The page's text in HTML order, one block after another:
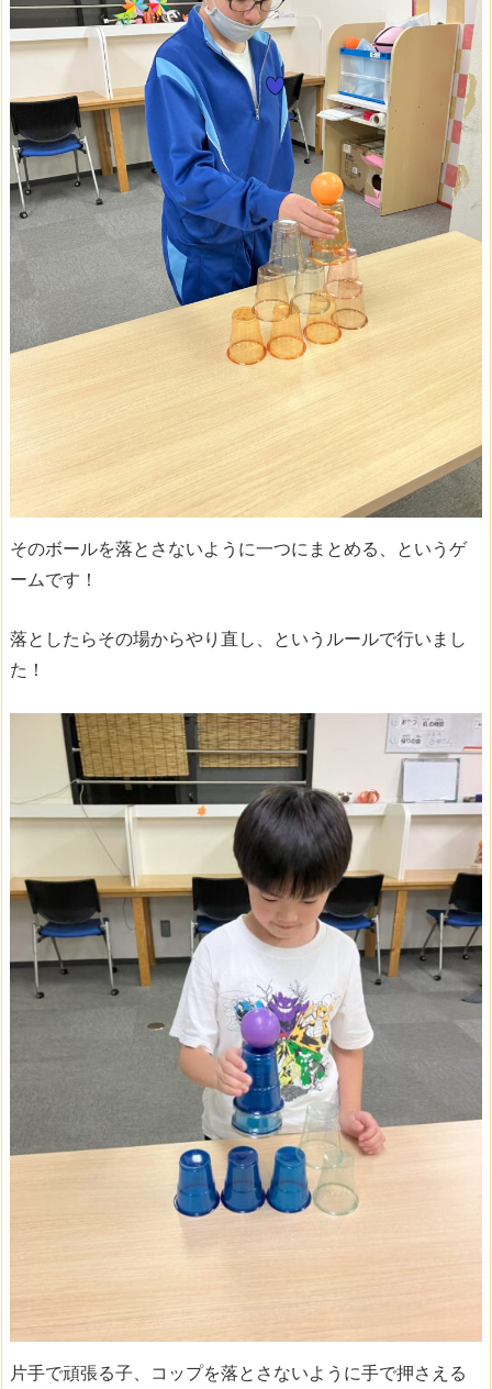
そのボールを落とさないように一つにまとめる、というゲ
ームです！
落としたらその場からやり直し、というルールで行いまし
た！
片手で頑張る子、コップを落とさないように手で押さえる